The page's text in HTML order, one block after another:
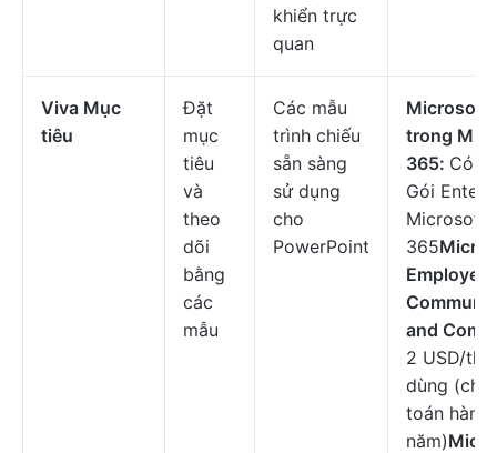
khiển trực
quan
Viva Mục
tiêu
Đặt
mục
tiêu
và
theo
dõi
bằng
các
mẫu
Các mẫu
trình chiếu
sẵn sàng
sử dụng
cho
PowerPoint
Microsoft
trong
365: Có
Gói
Microsoft
365
Employee
and
2 USD/
dùng (chỉ
toán hàng
năm)